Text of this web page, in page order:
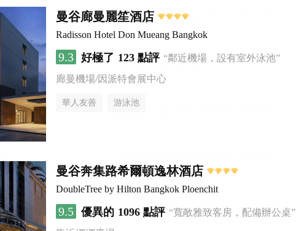
曼谷廊曼麗笙酒店
Radisson Hotel Don Mueang Bangkok
9.3 好極了 123 點評 “鄰近機場，設有室外泳池”
廊曼機場/因派特會展中心
華人友善 游泳池
曼谷奔集路希爾頓逸林酒店
DoubleTree by Hilton Bangkok Ploenchit
9.5 優異的 1096 點評 “寬敞雅致客房，配備辦公桌”